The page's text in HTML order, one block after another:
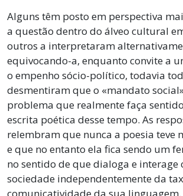
Alguns têm posto em perspectiva
a questão dentro do álveo cultural
outros a interpretaram
equivocando-a, enquanto convite a
o empenho sócio-político, todavia
desmentiram que o «mandato
problema que realmente faça
escrita poética desse tempo. As
relembram que nunca a poesia teve
e que no entanto ela fica sendo um
no sentido de que dialoga e interage
sociedade independentemente da